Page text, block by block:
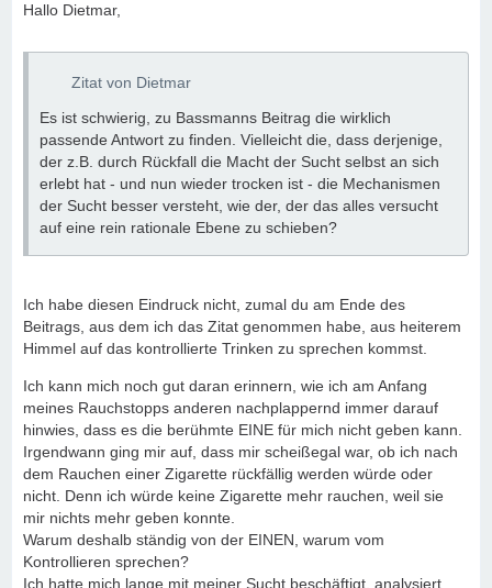
Hallo Dietmar,
Zitat von Dietmar
Es ist schwierig, zu Bassmanns Beitrag die wirklich
passende Antwort zu finden. Vielleicht die, dass derjenige,
der z.B. durch Rückfall die Macht der Sucht selbst an sich
erlebt hat - und nun wieder trocken ist - die Mechanismen
der Sucht besser versteht, wie der, der das alles versucht
auf eine rein rationale Ebene zu schieben?
Ich habe diesen Eindruck nicht, zumal du am Ende des
Beitrags, aus dem ich das Zitat genommen habe, aus heiterem
Himmel auf das kontrollierte Trinken zu sprechen kommst.
Ich kann mich noch gut daran erinnern, wie ich am Anfang
meines Rauchstopps anderen nachplappernd immer darauf
hinwies, dass es die berühmte EINE für mich nicht geben kann.
Irgendwann ging mir auf, dass mir scheißegal war, ob ich nach
dem Rauchen einer Zigarette rückfällig werden würde oder
nicht. Denn ich würde keine Zigarette mehr rauchen, weil sie
mir nichts mehr geben konnte.
Warum deshalb ständig von der EINEN, warum vom
Kontrollieren sprechen?
Ich hatte mich lange mit meiner Sucht beschäftigt, analysiert